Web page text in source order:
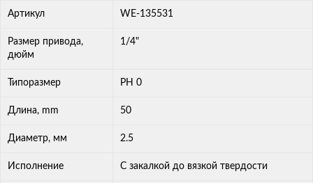
Артикул WE-135531
Размер привода,
дюйм
1/4"
Типоразмер РН 0
Длина, mm 50
Диаметр, мм 2.5
Исполнение С закалкой до вязкой твердости